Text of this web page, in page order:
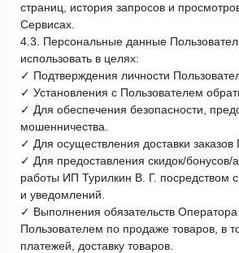
страниц, история запросов и
Сервисах.
4.3. Персональные данные
использовать в целях:
✓ Подтверждения личности
✓ Установления с Пользователем
✓ Для обеспечения безопасности,
мошенничества.
✓ Для осуществления доставки заказов
✓ Для предоставления скидок/бонусов/
работы ИП Турилкин В. Г. посредством
и уведомлений.
✓ Выполнения обязательств
Пользователем по продаже товаров, в
платежей, доставку товаров.